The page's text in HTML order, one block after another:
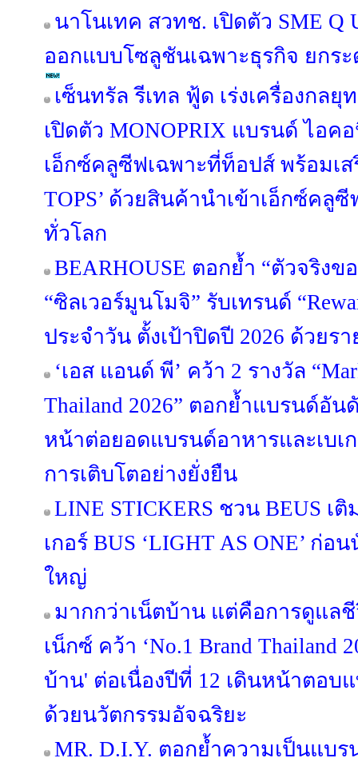
นาโนเทค สวทช. เปิดตัว SME Q
ออกแบบโซลูชันเฉพาะธุรกิจ ยกร
เซ็นทรัล รีเทล ฟู้ด เร่งเครื่องกลยุ
เปิดตัว MONOPRIX แบรนด์ ไอค
เอ็กซ์คลูซีฟเฉพาะที่ท็อปส์ พร้อมเส
TOPS’ ด้วยสินค้านำเข้าเอ็กซ์คลู
ทั่วโลก
BEARHOUSE ตอกย้ำ “ตัวจริง
“ซิลเวอร์มูนโมจิ” รับเทรนด์
ประจำวัน ตั้งเป้าปิดปี 2026 ด้วยร
‘เอส แอนด์ พี’ คว้า 2 รางวัล
Thailand 2026” ตอกย้ำแบรนด์อั
หน้าต่อยอดแบรนด์อาหารและเบเ
การเติบโตอย่างยั่งยืน
LINE STICKERS ชวน BEUS
เกอร์ BUS ‘LIGHT AS ONE’ ก่
ใหญ่
มากกว่าเน็ตบ้าน แต่คือการดูแล
เน็กซ์ คว้า ‘No.1 Brand Thailand
บ้าน' ต่อเนื่องปีที่ 12 เดินหน้าตอบ
ด้วยนวัตกรรมอัจฉริยะ
MR. D.I.Y. ตอกย้ำความเป็นแบ